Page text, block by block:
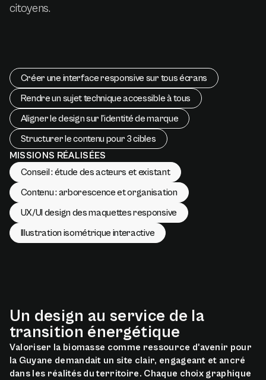
citoyens.
Créer une interface responsive sur tous écrans
Rendre un sujet technique accessible à tous
Aligner le design sur l'identité de marque
Structurer le contenu pour 3 cibles
MISSIONS RÉALISÉES
Conseil : étude des acteurs et existant
Contenu : arborescence et organisation
UX/UI design des maquettes responsive
Illustration isométrique interactive
Un design au service de la
transition énergétique
Valoriser la biomasse comme ressource d'avenir pour
la Guyane demandait un site clair, engageant et ancré
dans les réalités du territoire. Chaque choix graphique